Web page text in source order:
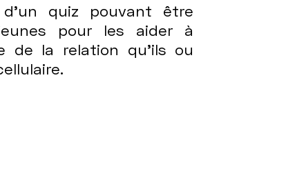
d’un quiz pouvant être
pour les aider à
de la relation qu’ils ou